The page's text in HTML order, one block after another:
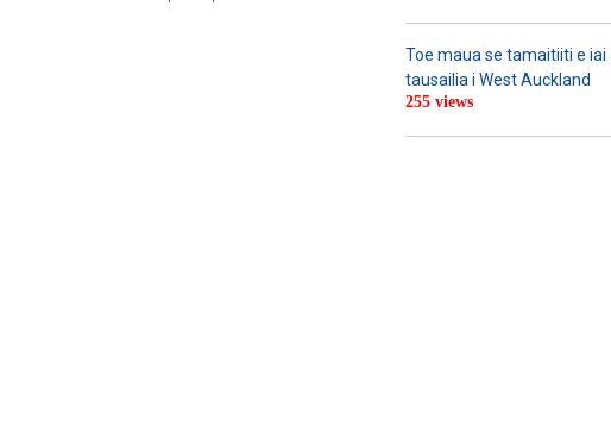
Toe maua se tamaitiiti e
tausailia i West Auckland
255 views